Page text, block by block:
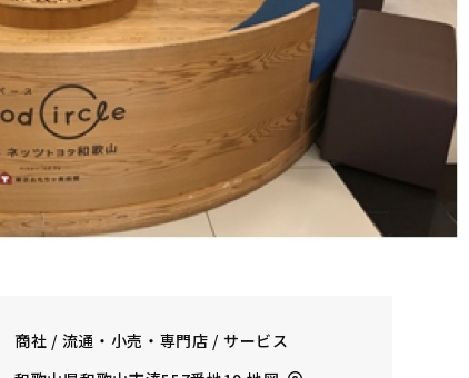
商社 / 流通・小売・専門店 / サービス